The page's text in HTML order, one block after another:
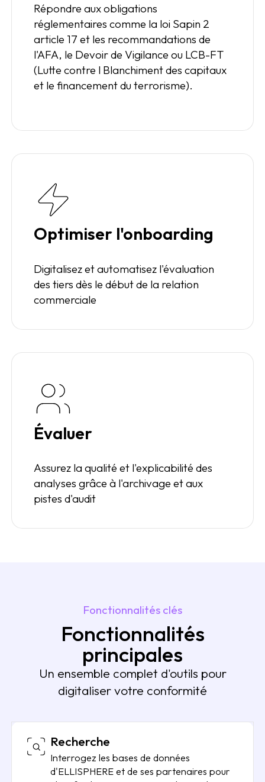
Répondre aux obligations
réglementaires comme la loi Sapin 2
article 17 et les recommandations de
l'AFA, le Devoir de Vigilance ou LCB-FT
(Lutte contre l Blanchiment des capitaux
et le financement du terrorisme).
Optimiser l'onboarding
Digitalisez et automatisez l'évaluation
des tiers dès le début de la relation
commerciale
Évaluer
Assurez la qualité et l'explicabilité des
analyses grâce à l'archivage et aux
pistes d'audit
Fonctionnalités clés
Fonctionnalités
principales
Un ensemble complet d'outils pour
digitaliser votre conformité
Recherche
Interrogez les bases de données
d'ELLISPHERE et de ses partenaires pour